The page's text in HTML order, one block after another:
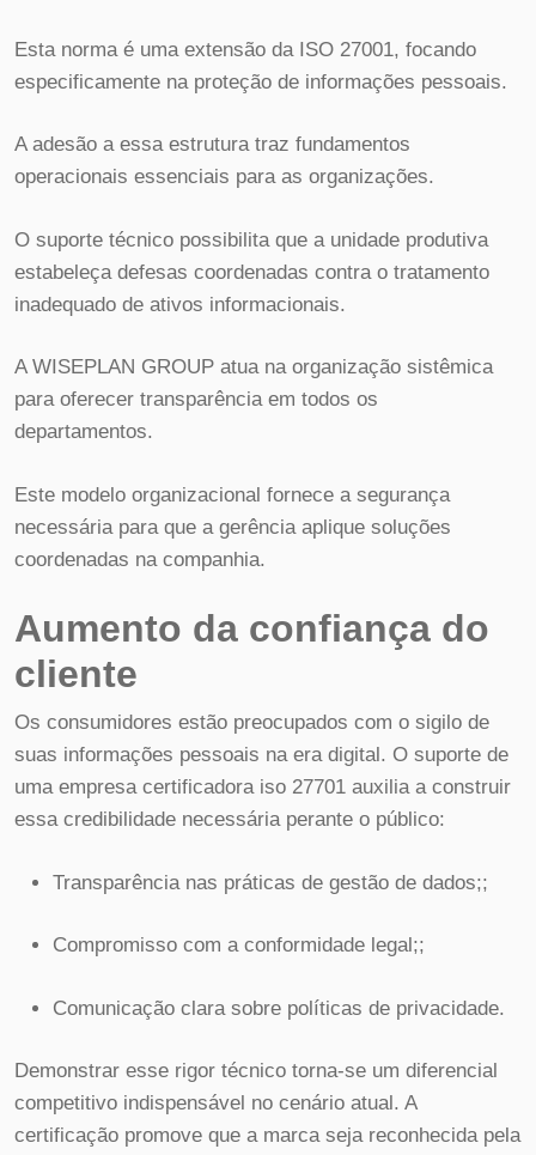
Esta norma é uma extensão da ISO 27001, focando
especificamente na proteção de informações pessoais.
A adesão a essa estrutura traz fundamentos
operacionais essenciais para as organizações.
O suporte técnico possibilita que a unidade produtiva
estabeleça defesas coordenadas contra o tratamento
inadequado de ativos informacionais.
A WISEPLAN GROUP atua na organização sistêmica
para oferecer transparência em todos os
departamentos.
Este modelo organizacional fornece a segurança
necessária para que a gerência aplique soluções
coordenadas na companhia.
Aumento da confiança do
cliente
Os consumidores estão preocupados com o sigilo de
suas informações pessoais na era digital. O suporte de
uma empresa certificadora iso 27701 auxilia a construir
essa credibilidade necessária perante o público:
Transparência nas práticas de gestão de dados;;
Compromisso com a conformidade legal;;
Comunicação clara sobre políticas de privacidade.
Demonstrar esse rigor técnico torna-se um diferencial
competitivo indispensável no cenário atual. A
certificação promove que a marca seja reconhecida pela